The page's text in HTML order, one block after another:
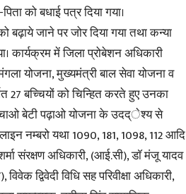
Paper
को बधाई पत्र दिया गया।
बढ़ाये जाने पर जोर दिया गया तथा कन्या
में जिला प्रोबेशन अधिकारी
योजना, मुख्यमंत्री बाल सेवा योजना व
27 बच्चियों को चिन्हित करते हुए उनका
बचाओ बेटी पढ़ाओ योजना के उदद्ेश्य से
नम्बरो यथा 1090, 181, 1098, 112 आदि
संरक्षण अधिकारी, (आई.सी), डाॅ मंजू यादव
द्विवेदी विधि सह परिवीक्षा अधिकारी,